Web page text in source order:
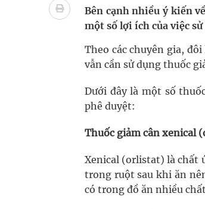
Nhiều lợi thế để nâng chất lượng
Vương Thành Công: Khi việc học
Tầm soát sớm ung thư vú giúp
Giải pháp nâng cao thị lực thời
Bên cạnh nhiều ý kiến
một số lợi ích của việc
Theo các chuyên gia,
vẫn cần sử dụng thuốc
Dưới đây là một số
phê duyệt:
Thuốc giảm cân xenical
Xenical (orlistat) là chất
trong ruột sau khi ăn
có trong đồ ăn nhiều